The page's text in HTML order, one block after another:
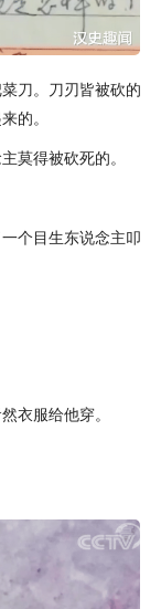
刀。刀刃皆被砍的
的。
莫得被砍死的。
个目生东说念主叩
衣服给他穿。